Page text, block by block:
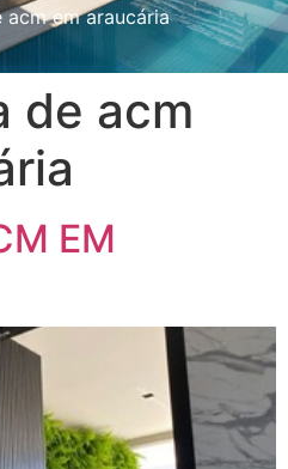
acm em araucária
de acm
EM